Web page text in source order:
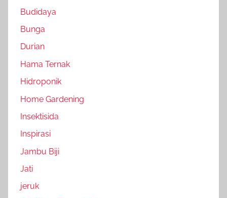
Budidaya
Bunga
Durian
Hama Ternak
Hidroponik
Home Gardening
Insektisida
Inspirasi
Jambu Biji
Jati
jeruk